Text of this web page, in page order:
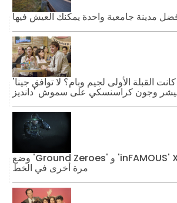
مدينة جامعية واحدة يمكنك العيش فيها
'المكتب': متى كانت القبلة الأولى لجيم وبام؟ لا توافق جينا
وضع 'Ground Zeroes' و 'inFAMOUS' Xbox و 'Titanfall'
مرة أخرى في الخط